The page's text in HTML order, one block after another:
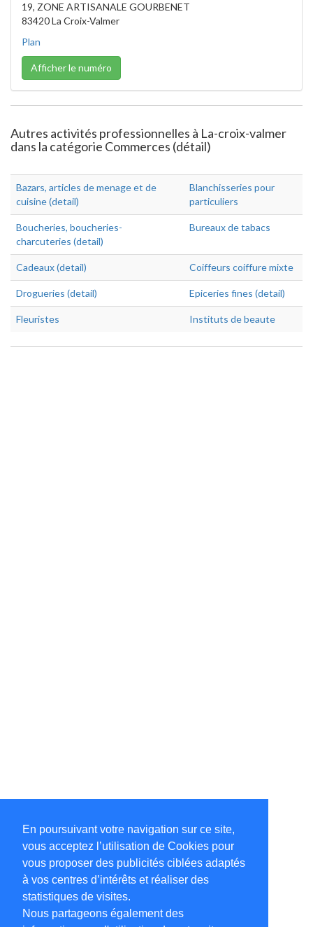
En poursuivant votre navigation sur ce site,
vous acceptez l’utilisation de Cookies pour
vous proposer des publicités ciblées adaptés
à vos centres d’intérêts et réaliser des
statistiques de visites.
Nous partageons également des
19, ZONE ARTISANALE GOURBENET
83420 La Croix-Valmer
Plan
Afficher le numéro
Autres activités professionnelles à La-croix-valmer
dans la catégorie Commerces (détail)
Bazars, articles de menage et de
cuisine (detail)
Blanchisseries pour
particuliers
Boucheries, boucheries-
charcuteries (detail)
Bureaux de tabacs
Cadeaux (detail) Coiffeurs coiffure mixte
Drogueries (detail) Epiceries fines (detail)
Fleuristes Instituts de beaute